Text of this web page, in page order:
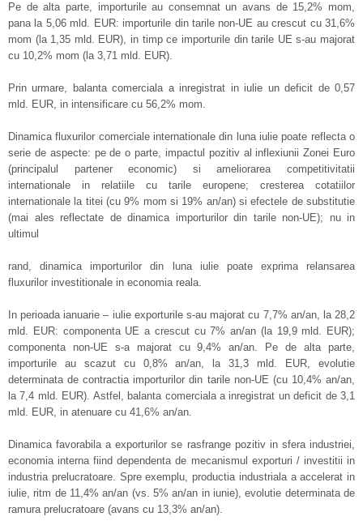
Pe de alta parte, importurile au consemnat un avans de 15,2% mom,
pana la 5,06 mld. EUR: importurile din tarile non-UE au crescut cu 31,6%
mom (la 1,35 mld. EUR), in timp ce importurile din tarile UE s-au majorat
cu 10,2% mom (la 3,71 mld. EUR).
Prin urmare, balanta comerciala a inregistrat in iulie un deficit de 0,57
mld. EUR, in intensificare cu 56,2% mom.
Dinamica fluxurilor comerciale internationale din luna iulie poate reflecta o
serie de aspecte: pe de o parte, impactul pozitiv al inflexiunii Zonei Euro
(principalul partener economic) si ameliorarea competitivitatii
internationale in relatiile cu tarile europene; cresterea cotatiilor
internationale la titei (cu 9% mom si 19% an/an) si efectele de substitutie
(mai ales reflectate de dinamica importurilor din tarile non-UE); nu in
ultimul
rand, dinamica importurilor din luna iulie poate exprima relansarea
fluxurilor investitionale in economia reala.
In perioada ianuarie – iulie exporturile s-au majorat cu 7,7% an/an, la 28,2
mld. EUR: componenta UE a crescut cu 7% an/an (la 19,9 mld. EUR);
componenta non-UE s-a majorat cu 9,4% an/an. Pe de alta parte,
importurile au scazut cu 0,8% an/an, la 31,3 mld. EUR, evolutie
determinata de contractia importurilor din tarile non-UE (cu 10,4% an/an,
la 7,4 mld. EUR). Astfel, balanta comerciala a inregistrat un deficit de 3,1
mld. EUR, in atenuare cu 41,6% an/an.
Dinamica favorabila a exporturilor se rasfrange pozitiv in sfera industriei,
economia interna fiind dependenta de mecanismul exporturi / investitii in
industria prelucratoare. Spre exemplu, productia industriala a accelerat in
iulie, ritm de 11,4% an/an (vs. 5% an/an in iunie), evolutie determinata de
ramura prelucratoare (avans cu 13,3% an/an).